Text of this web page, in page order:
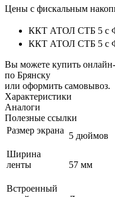
Цены с фискальным
ККТ АТОЛ СТБ 5 с
ККТ АТОЛ СТБ 5 с
Вы можете купить
по Брянску
или оформить самовывоз.
Характеристики
Аналоги
Полезные ссылки
Размер экрана
5 дюймов
Ширина
ленты
57 мм
Встроенный